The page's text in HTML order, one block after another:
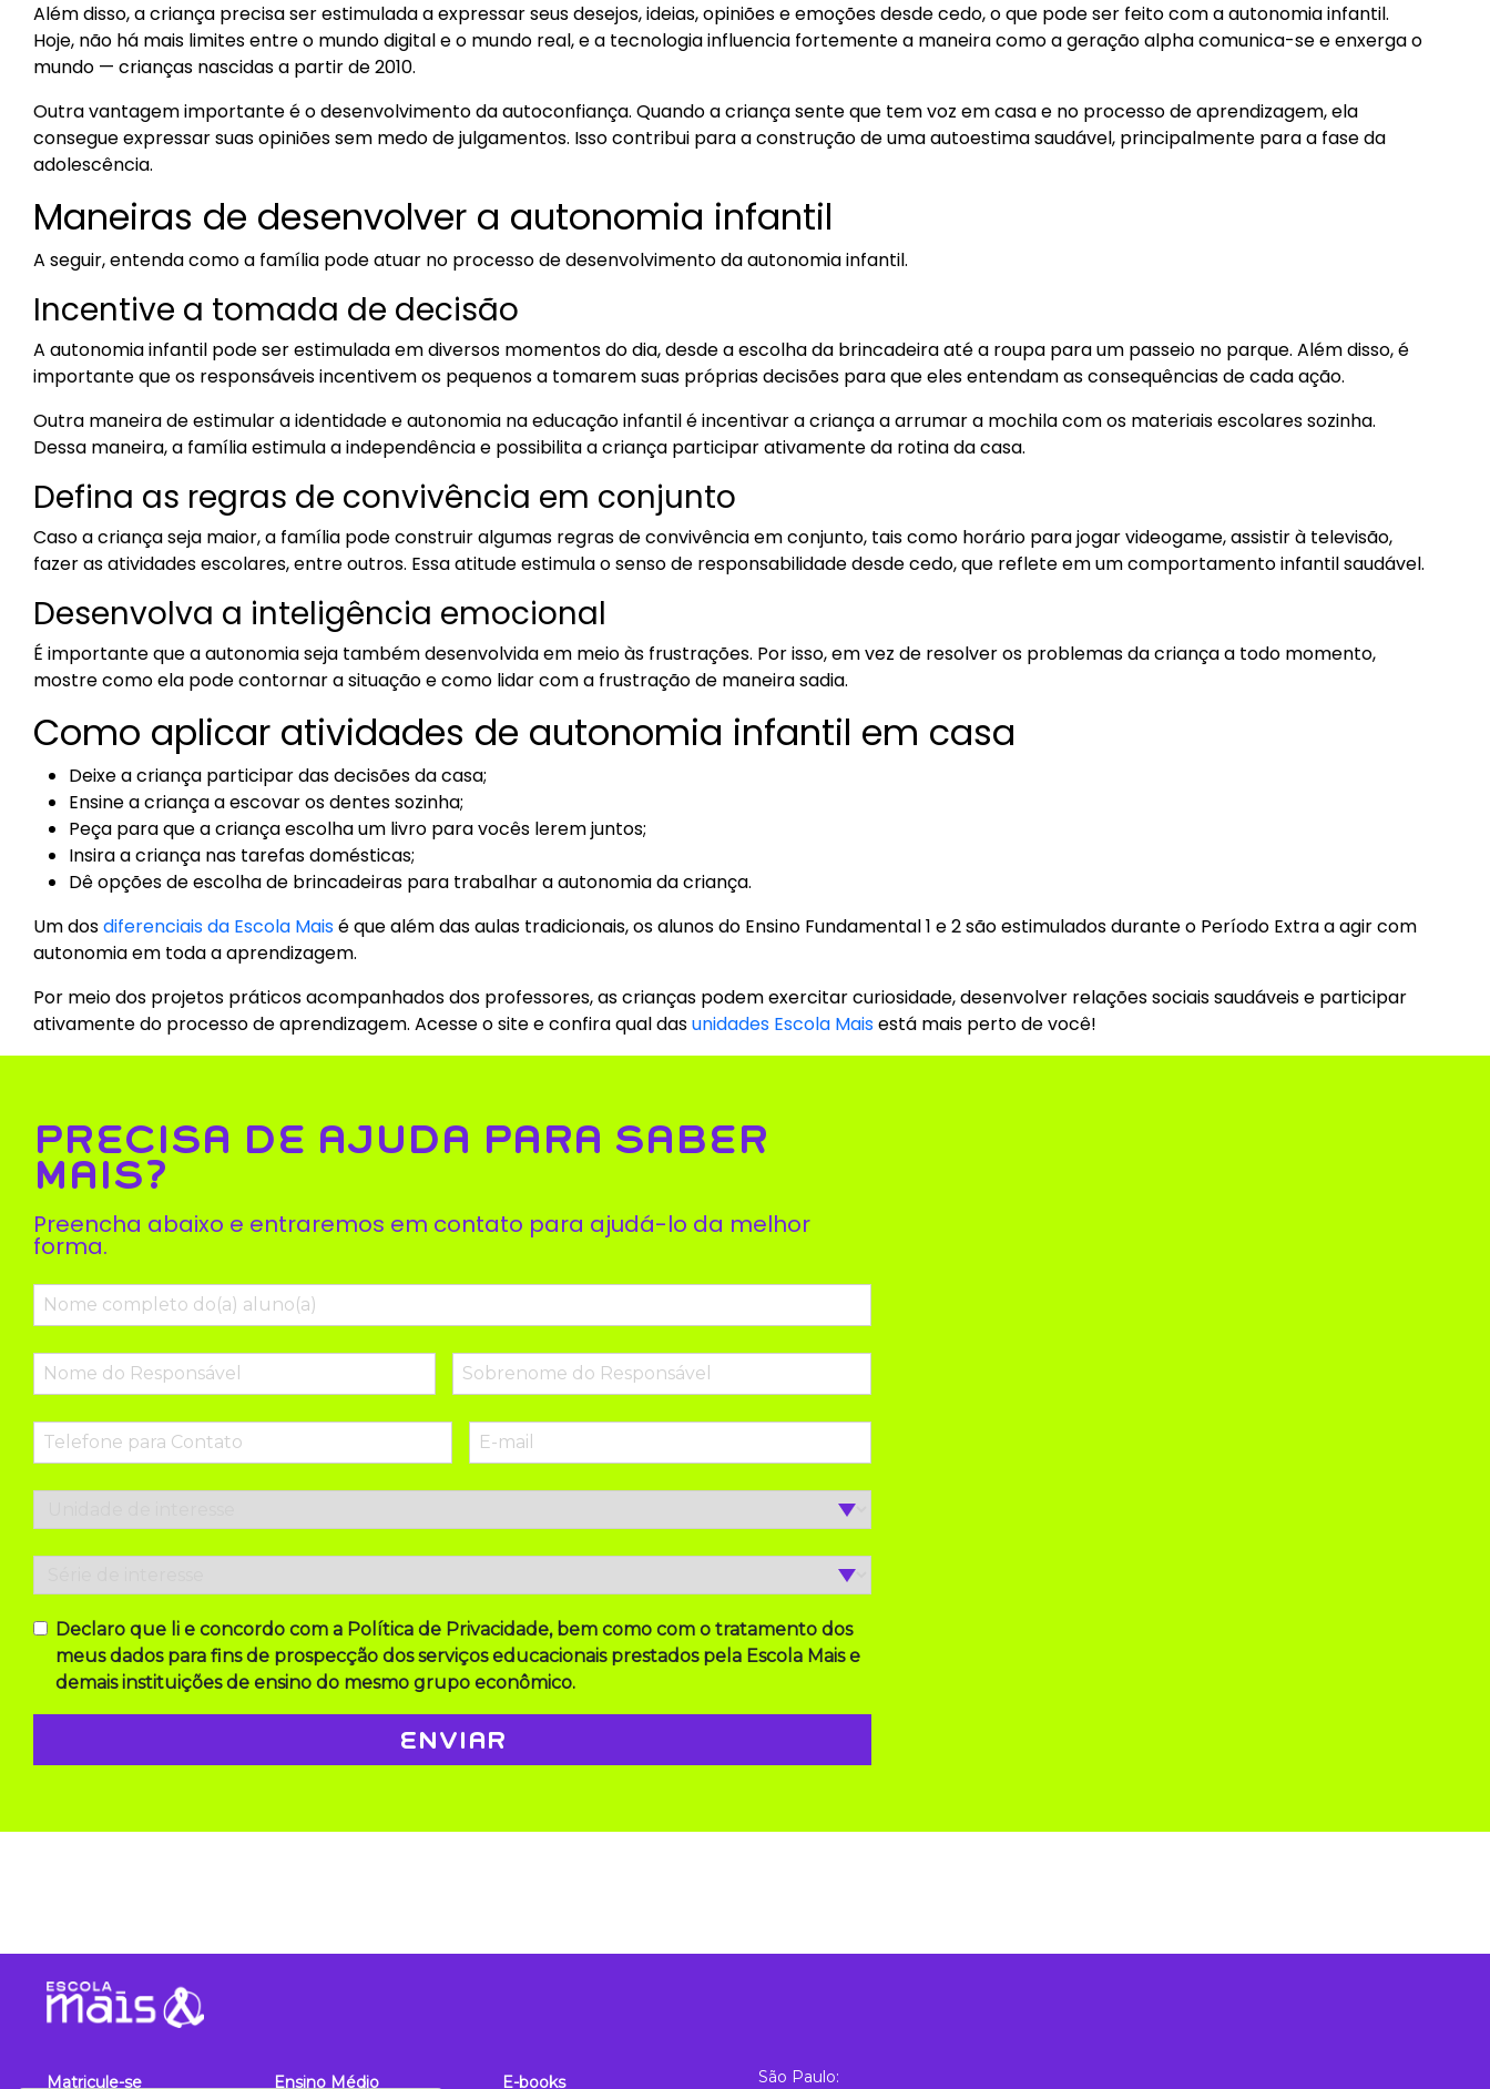
Além disso, a criança precisa ser estimulada a expressar seus desejos, ideias, opiniões e emoções desde cedo, o que pode ser feito com a autonomia infantil.
Hoje, não há mais limites entre o mundo digital e o mundo real, e a tecnologia influencia fortemente a maneira como a geração alpha comunica-se e enxerga o
mundo — crianças nascidas a partir de 2010.
Outra vantagem importante é o desenvolvimento da autoconfiança. Quando a criança sente que tem voz em casa e no processo de aprendizagem, ela
consegue expressar suas opiniões sem medo de julgamentos. Isso contribui para a construção de uma autoestima saudável, principalmente para a fase da
adolescência.
Maneiras de desenvolver a autonomia infantil
A seguir, entenda como a família pode atuar no processo de desenvolvimento da autonomia infantil.
Incentive a tomada de decisão
A autonomia infantil pode ser estimulada em diversos momentos do dia, desde a escolha da brincadeira até a roupa para um passeio no parque. Além disso, é
importante que os responsáveis incentivem os pequenos a tomarem suas próprias decisões para que eles entendam as consequências de cada ação.
Outra maneira de estimular a identidade e autonomia na educação infantil é incentivar a criança a arrumar a mochila com os materiais escolares sozinha.
Dessa maneira, a família estimula a independência e possibilita a criança participar ativamente da rotina da casa.
Defina as regras de convivência em conjunto
Caso a criança seja maior, a família pode construir algumas regras de convivência em conjunto, tais como horário para jogar videogame, assistir à televisão,
fazer as atividades escolares, entre outros. Essa atitude estimula o senso de responsabilidade desde cedo, que reflete em um comportamento infantil saudável.
Desenvolva a inteligência emocional
É importante que a autonomia seja também desenvolvida em meio às frustrações. Por isso, em vez de resolver os problemas da criança a todo momento,
mostre como ela pode contornar a situação e como lidar com a frustração de maneira sadia.
Como aplicar atividades de autonomia infantil em casa
Deixe a criança participar das decisões da casa;
Ensine a criança a escovar os dentes sozinha;
Peça para que a criança escolha um livro para vocês lerem juntos;
Insira a criança nas tarefas domésticas;
Dê opções de escolha de brincadeiras para trabalhar a autonomia da criança.
Um dosdiferenciais da Escola Maisé que além das aulas tradicionais, os alunos do Ensino Fundamental 1 e 2 são estimulados durante o Período Extra a agir com
autonomia em toda a aprendizagem.
Por meio dos projetos práticos acompanhados dos professores, as crianças podem exercitar curiosidade, desenvolver relações sociais saudáveis e participar
ativamente do processo de aprendizagem. Acesse o site e confira qual dasunidades Escola Maisestá mais perto de você!
PRECISA DE AJUDA PARA SABER
MAIS?
Preencha abaixo e entraremos em contato para ajudá-lo da melhor
forma.
Declaro que li e concordo com a Política de Privacidade, bem como com o tratamento dos
meus dados para fins de prospecção dos serviços educacionais prestados pela Escola Mais e
demais instituições de ensino do mesmo grupo econômico.
Matricule-se Ensino Médio E-books São Paulo: